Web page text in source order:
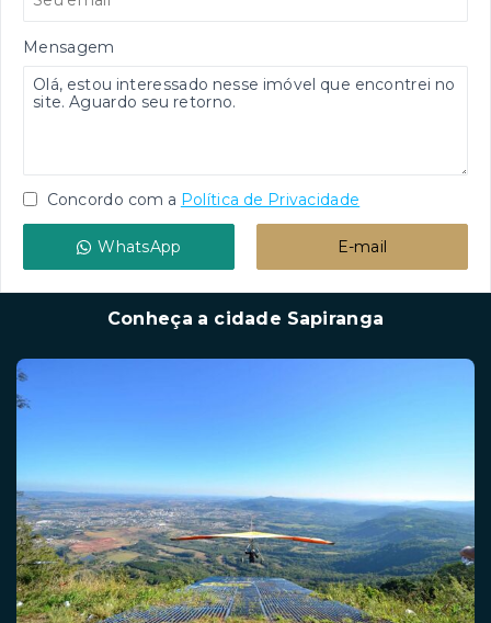
Mensagem
Concordo com a Política de Privacidade
WhatsApp E-mail
Conheça a cidade Sapiranga